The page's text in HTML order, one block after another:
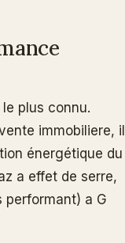
plus connu.
immobiliere, il
énergétique du
a effet de serre,
a G